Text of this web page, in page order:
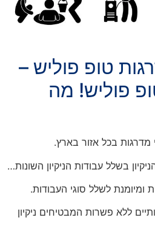
טופ פוליש –
פוליש! מה
מדרגות בכל אזור בארץ.
בשלל עבודות הניקיון השונות…
ומיומנת לשלל סוגי העבודות.
ללא פשרות המבטיחים ניקיון